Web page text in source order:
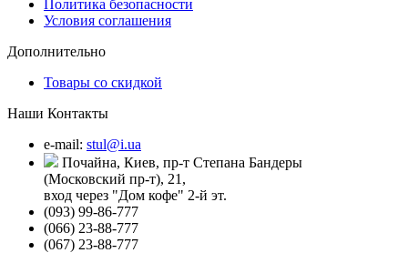
Политика безопасности
Условия соглашения
Дополнительно
Товары со скидкой
Наши Контакты
e-mail: stul@i.ua
Почайна, Киев, пр-т Степана Бандеры
(Московский пр-т), 21,
вход через "Дом кофе" 2-й эт.
(093) 99-86-777
(066) 23-88-777
(067) 23-88-777